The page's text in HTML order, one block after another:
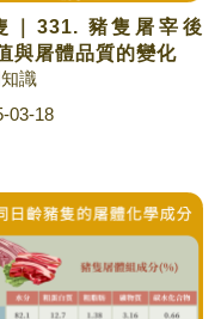
｜331. 豬隻屠宰後
與屠體品質的變化
識
03-18